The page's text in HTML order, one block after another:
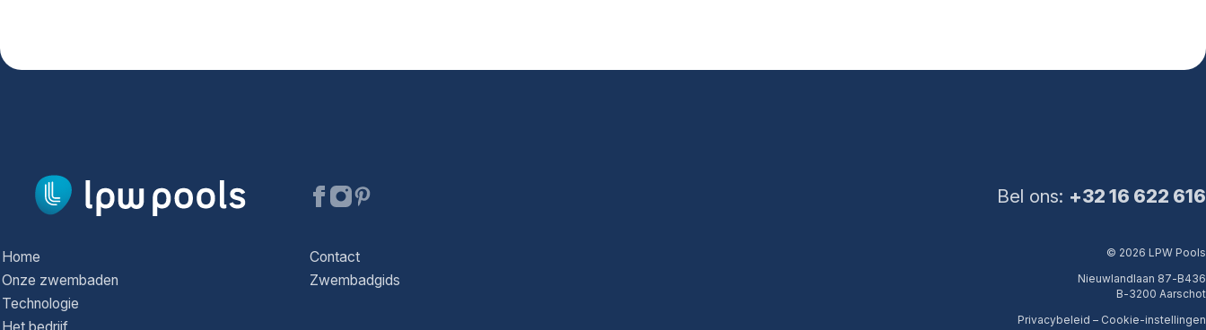
Bel ons: +32 16 622 616
Home
Onze zwembaden
Technologie
Contact
Zwembadgids
© 2026 LPW Pools
Nieuwlandlaan 87-B436
B-3200 Aarschot
Privacybeleid – Cookie-instellingen
Dienst na verkoop
Showroom bezoeken